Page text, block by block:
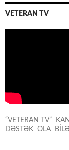
VETERAN TV
“VETERAN TV”
DƏSTƏK OLA